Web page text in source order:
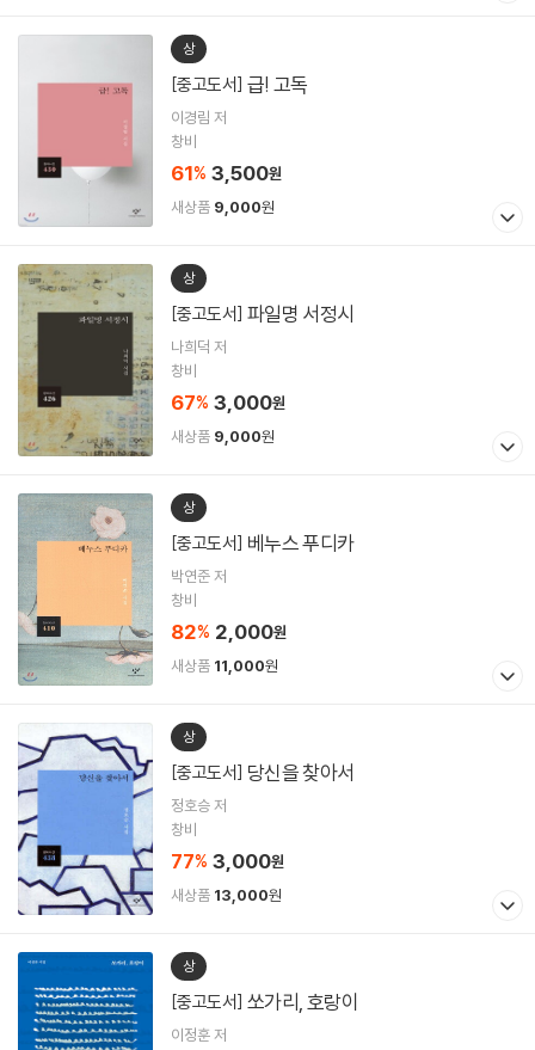
상
[중고도서] 급! 고독
이경림 저
창비
61% 3,500원
새상품 9,000원
상
[중고도서] 파일명 서정시
나희덕 저
창비
67% 3,000원
새상품 9,000원
상
[중고도서] 베누스 푸디카
박연준 저
창비
82% 2,000원
새상품 11,000원
상
[중고도서] 당신을 찾아서
정호승 저
창비
77% 3,000원
새상품 13,000원
상
[중고도서] 쏘가리, 호랑이
이정훈 저